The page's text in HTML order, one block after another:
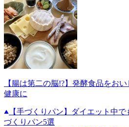
【腸は第二の脳!?】発酵食品をお
健康に
【手づくりパン】ダイエット中
づくりパン5選